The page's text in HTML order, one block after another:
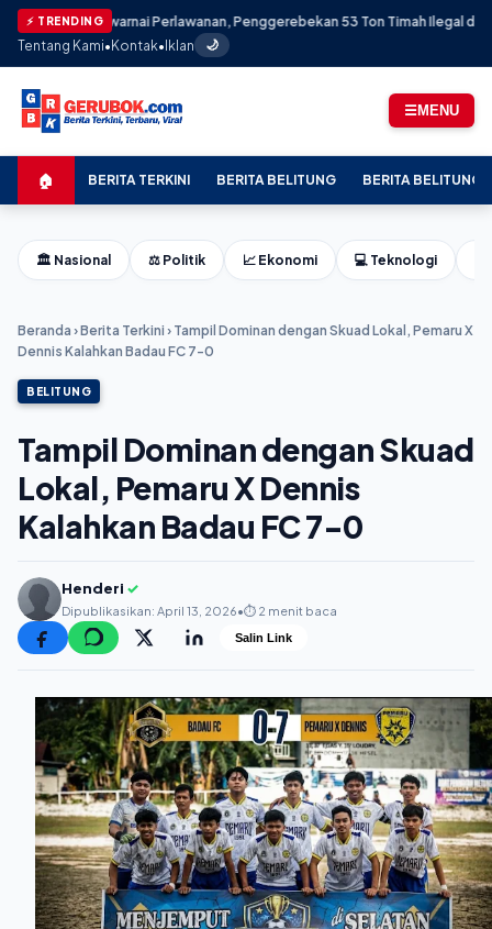
⚡ TRENDING
★ Diwarnai Perlawanan, Penggerebekan 53 Ton Timah Ilegal di Belitung
Tentang Kami•Kontak•Iklan 🌙
☰MENU
🏠 BERITA TERKINI BERITA BELITUNG BERITA BELITUNG
🏛️ Nasional ⚖️ Politik 📈 Ekonomi 💻 Teknologi
Beranda ›Berita Terkini › Tampil Dominan dengan Skuad Lokal, Pemaru X
Dennis Kalahkan Badau FC 7-0
BELITUNG
Tampil Dominan dengan Skuad
Lokal, Pemaru X Dennis
Kalahkan Badau FC 7-0
Henderi ✓
Dipublikasikan: April 13, 2026•⏱️ 2 menit baca
Salin Link